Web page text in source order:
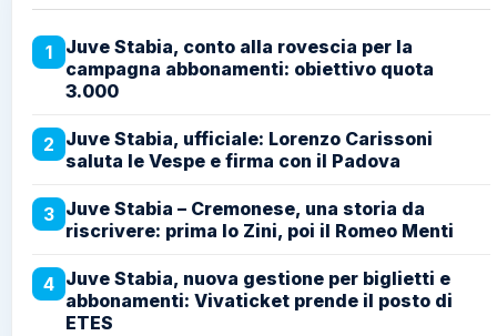
1
Juve Stabia, conto alla rovescia per la
campagna abbonamenti: obiettivo quota
3.000
2 Juve Stabia, ufficiale: Lorenzo Carissoni
saluta le Vespe e firma con il Padova
3 Juve Stabia – Cremonese, una storia da
riscrivere: prima lo Zini, poi il Romeo Menti
4 Juve Stabia, nuova gestione per biglietti e
abbonamenti: Vivaticket prende il posto di
ETES